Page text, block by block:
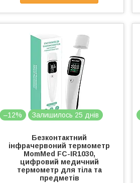
–12% Залишилось 25 днів
Безконтактний
інфрачервоний термометр
MomMed FC-IR1030,
цифровий медичний
термометр для тіла та
предметів